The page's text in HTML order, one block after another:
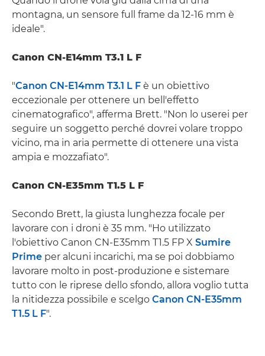
montagna, un sensore full frame da 12-16 mm è
ideale".
Canon CN-E14mm T3.1 L F
"Canon CN-E14mm T3.1 L F è un obiettivo
eccezionale per ottenere un bell'effetto
cinematografico", afferma Brett. "Non lo userei per
seguire un soggetto perché dovrei volare troppo
vicino, ma in aria permette di ottenere una vista
ampia e mozzafiato".
Canon CN-E35mm T1.5 L F
Secondo Brett, la giusta lunghezza focale per
lavorare con i droni è 35 mm. "Ho utilizzato
l'obiettivo Canon CN-E35mm T1.5 FP X Sumire
Prime per alcuni incarichi, ma se poi dobbiamo
lavorare molto in post-produzione e sistemare
tutto con le riprese dello sfondo, allora voglio tutta
la nitidezza possibile e scelgo Canon CN-E35mm
T1.5 L F".